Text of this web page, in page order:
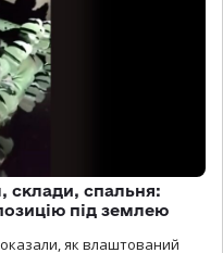
склади, спальня:
під землею
як влаштований